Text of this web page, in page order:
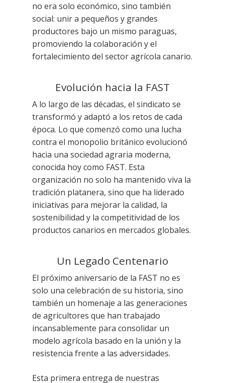
no era solo económico, sino también
social: unir a pequeños y grandes
productores bajo un mismo paraguas,
promoviendo la colaboración y el
fortalecimiento del sector agrícola canario.
Evolución hacia la FAST
A lo largo de las décadas, el sindicato se
transformó y adaptó a los retos de cada
época. Lo que comenzó como una lucha
contra el monopolio británico evolucionó
hacia una sociedad agraria moderna,
conocida hoy como FAST. Esta
organización no solo ha mantenido viva la
tradición platanera, sino que ha liderado
iniciativas para mejorar la calidad, la
sostenibilidad y la competitividad de los
productos canarios en mercados globales.
Un Legado Centenario
El próximo aniversario de la FAST no es
solo una celebración de su historia, sino
también un homenaje a las generaciones
de agricultores que han trabajado
incansablemente para consolidar un
modelo agrícola basado en la unión y la
resistencia frente a las adversidades.
Esta primera entrega de nuestras